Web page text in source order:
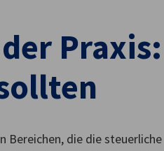
Praxis:
Bereichen, die die steuerliche